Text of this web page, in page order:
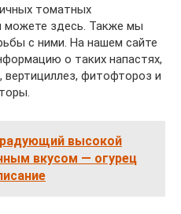
томатных
можете здесь. Также мы
с ними. На нашем сайте
о таких напастях,
вертициллез, фитофтороз и
высокой
вкусом — огурец